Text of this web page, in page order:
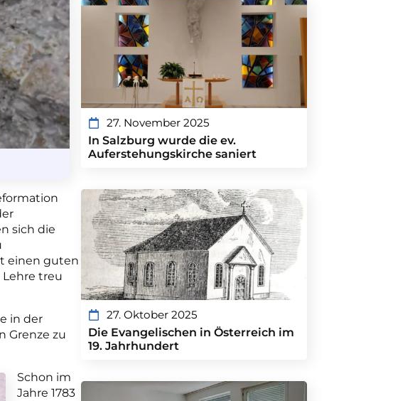
sich die
einen guten
treu
in der
Grenze zu
Schon im
Jahre 1783
27. November 2025
In Salzburg wurde die ev.
Auferstehungskirche saniert
27. Oktober 2025
Die Evangelischen in Österreich im
19. Jahrhundert